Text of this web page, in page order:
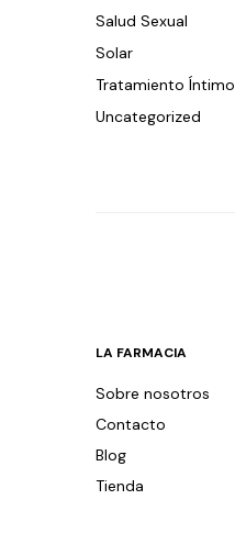
Salud Sexual
Solar
Tratamiento Íntimo
Uncategorized
LA FARMACIA
Sobre nosotros
Contacto
Blog
Tienda